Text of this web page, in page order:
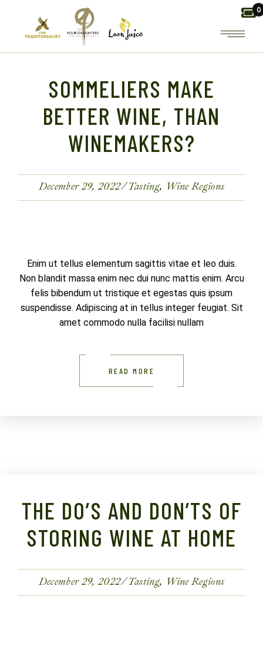
content
0
SOMMELIERS MAKE
BETTER WINE, THAN
WINEMAKERS?
December 29, 2022 Tasting Wine Regions
Enim ut tellus elementum sagittis vitae et leo duis.
Non blandit massa enim nec dui nunc mattis enim. Arcu
felis bibendum ut tristique et egestas quis ipsum
suspendisse. Adipiscing at in tellus integer feugiat. Sit
amet commodo nulla facilisi nullam
READ MORE
THE DO’S AND DON’TS OF
STORING WINE AT HOME
December 29, 2022 Tasting Wine Regions